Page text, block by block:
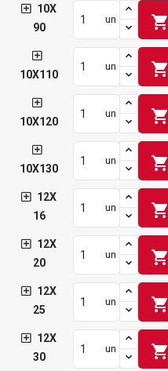
10X
90
un shopping_cart
10X110
un shopping_cart
10X120
un shopping_cart
10X130
un shopping_cart
12X
16
un shopping_cart
12X
20
un shopping_cart
12X
25
un shopping_cart
12X
30
un shopping_cart